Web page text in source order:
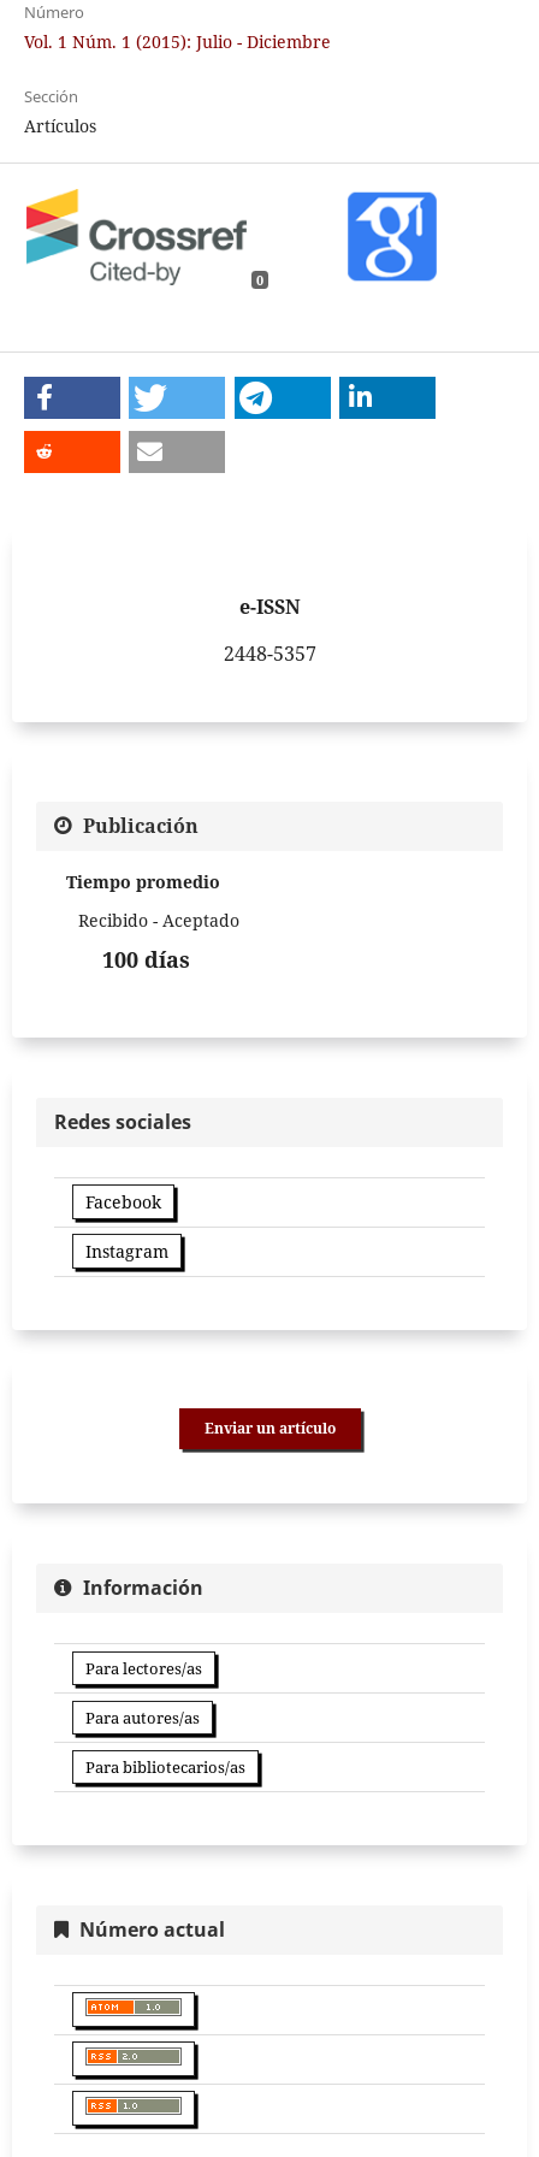
Número
Vol. 1 Núm. 1 (2015): Julio - Diciembre
Sección
Artículos
0
e-ISSN
2448-5357
Publicación
Tiempo promedio
Recibido - Aceptado
100 días
Redes sociales
Facebook
Instagram
Enviar un artículo
Información
Para lectores/as
Para autores/as
Para bibliotecarios/as
Número actual